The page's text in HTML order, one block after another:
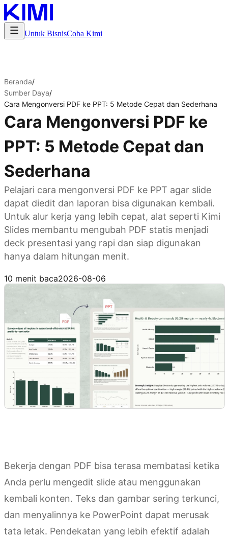
Untuk BisnisCoba Kimi
Beranda/
Sumber Daya/
Cara Mengonversi PDF ke PPT: 5 Metode Cepat dan Sederhana
Cara Mengonversi PDF ke
PPT: 5 Metode Cepat dan
Sederhana
Pelajari cara mengonversi PDF ke PPT agar slide
dapat diedit dan laporan bisa digunakan kembali.
Untuk alur kerja yang lebih cepat, alat seperti Kimi
Slides membantu mengubah PDF statis menjadi
deck presentasi yang rapi dan siap digunakan
hanya dalam hitungan menit.
10 menit baca2026-08-06
Bekerja dengan PDF bisa terasa membatasi ketika
Anda perlu mengedit slide atau menggunakan
kembali konten. Teks dan gambar sering terkunci,
dan menyalinnya ke PowerPoint dapat merusak
tata letak. Pendekatan yang lebih efektif adalah